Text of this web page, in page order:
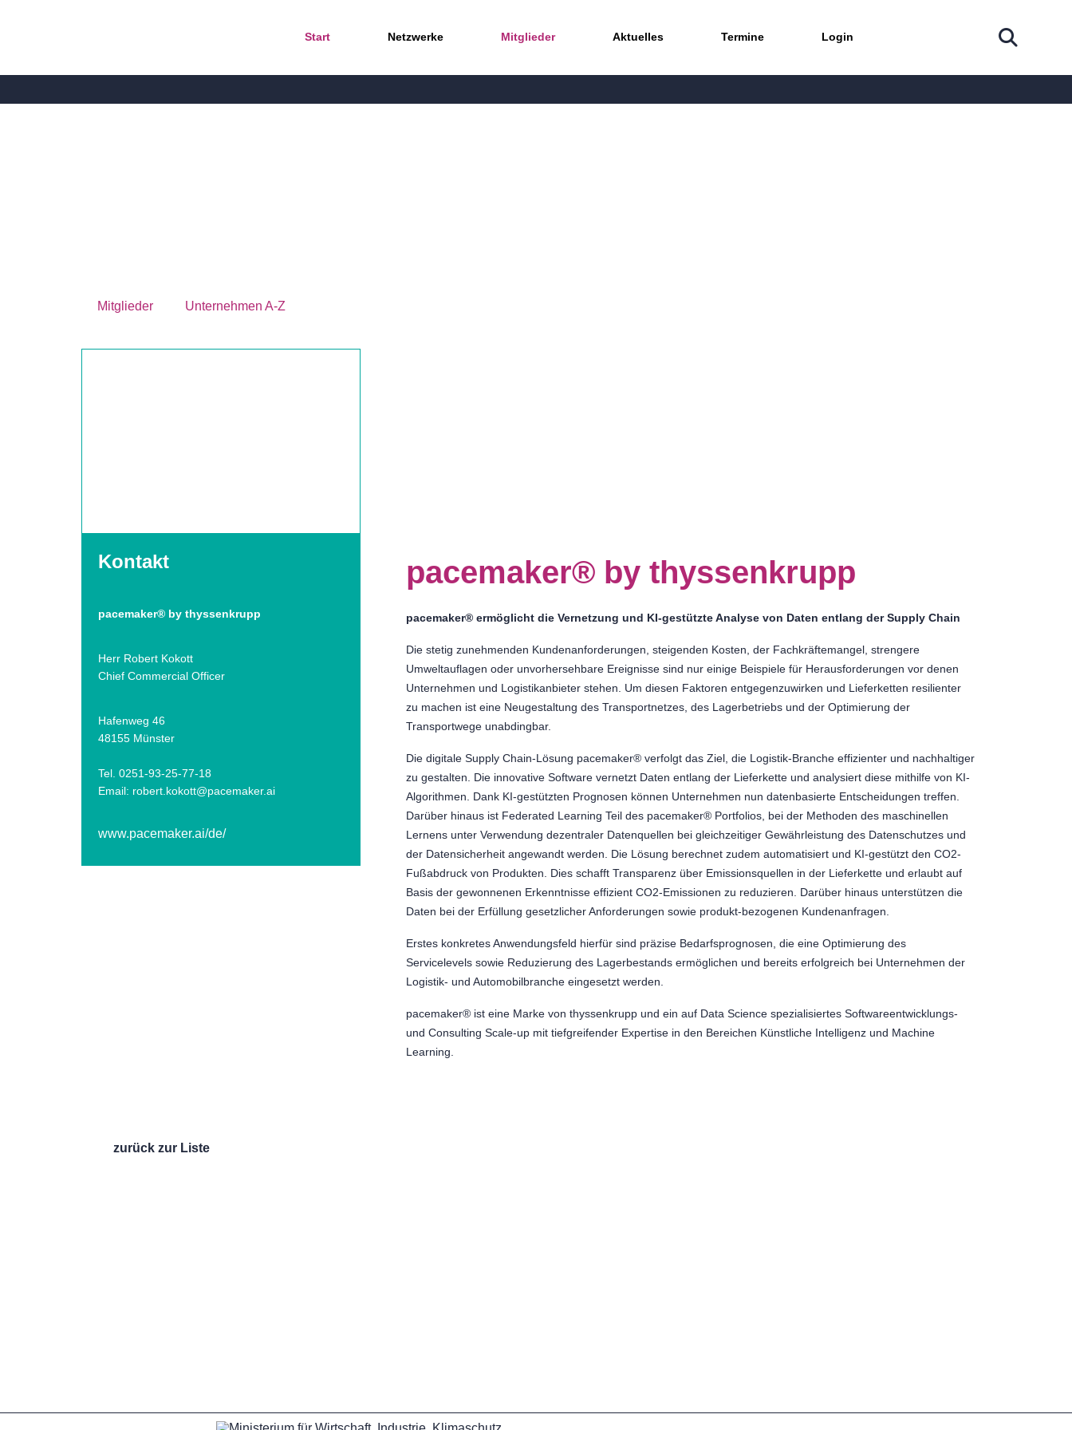
Start Netzwerke Mitglieder Aktuelles Termine Login
Mitglieder Unternehmen A-Z
Kontakt
pacemaker® by thyssenkrupp
Herr Robert Kokott
Chief Commercial Officer
Hafenweg 46
48155 Münster
Tel. 0251-93-25-77-18
Email: robert.kokott@pacemaker.ai
www.pacemaker.ai/de/
pacemaker® by thyssenkrupp
pacemaker® ermöglicht die Vernetzung und KI-gestützte Analyse von Daten entlang der Supply Chain
Die stetig zunehmenden Kundenanforderungen, steigenden Kosten, der Fachkräftemangel, strengere
Umweltauflagen oder unvorhersehbare Ereignisse sind nur einige Beispiele für Herausforderungen vor denen
Unternehmen und Logistikanbieter stehen. Um diesen Faktoren entgegenzuwirken und Lieferketten resilienter
zu machen ist eine Neugestaltung des Transportnetzes, des Lagerbetriebs und der Optimierung der
Transportwege unabdingbar.
Die digitale Supply Chain-Lösung pacemaker® verfolgt das Ziel, die Logistik-Branche effizienter und nachhaltiger
zu gestalten. Die innovative Software vernetzt Daten entlang der Lieferkette und analysiert diese mithilfe von KI-
Algorithmen. Dank KI-gestützten Prognosen können Unternehmen nun datenbasierte Entscheidungen treffen.
Darüber hinaus ist Federated Learning Teil des pacemaker® Portfolios, bei der Methoden des maschinellen
Lernens unter Verwendung dezentraler Datenquellen bei gleichzeitiger Gewährleistung des Datenschutzes und
der Datensicherheit angewandt werden. Die Lösung berechnet zudem automatisiert und KI-gestützt den CO2-
Fußabdruck von Produkten. Dies schafft Transparenz über Emissionsquellen in der Lieferkette und erlaubt auf
Basis der gewonnenen Erkenntnisse effizient CO2-Emissionen zu reduzieren. Darüber hinaus unterstützen die
Daten bei der Erfüllung gesetzlicher Anforderungen sowie produkt-bezogenen Kundenanfragen.
Erstes konkretes Anwendungsfeld hierfür sind präzise Bedarfsprognosen, die eine Optimierung des
Servicelevels sowie Reduzierung des Lagerbestands ermöglichen und bereits erfolgreich bei Unternehmen der
Logistik- und Automobilbranche eingesetzt werden.
pacemaker® ist eine Marke von thyssenkrupp und ein auf Data Science spezialisiertes Softwareentwicklungs-
und Consulting Scale-up mit tiefgreifender Expertise in den Bereichen Künstliche Intelligenz und Machine
Learning.
zurück zur Liste